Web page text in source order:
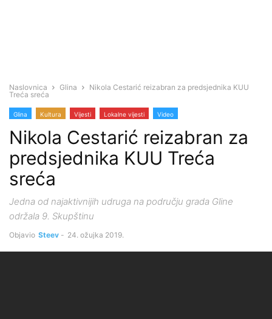
Naslovnica Glina
Nikola Cestarić reizabran za predsjednika KUU
Treća sreća
Glina Kultura Vijesti Lokalne vijesti Video
Nikola Cestarić reizabran za
predsjednika KUU Treća
sreća
Jedna od najaktivnijih udruga na području grada Gline
održala 9. Skupštinu
Objavio Steev - 24. ožujka 2019.